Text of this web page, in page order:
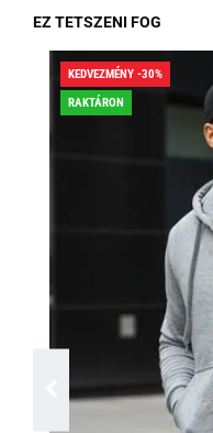
EZ TETSZENI FOG
KEDVEZMÉNY -30%
RAKTÁRON